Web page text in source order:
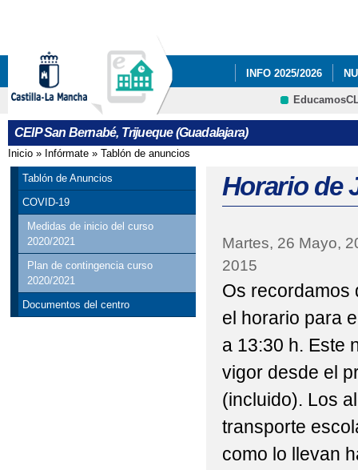
INFO 2025/2026
NUESTRAS FOTOS.
PLAN DE
RESULTADO DE LAS
CEIP San Bernabé, Trijueque (Guadalajara)
Se encuentra usted aquí
Inicio » Infórmate » Tablón de anuncios
Tablón de Anuncios
COVID-19
Medidas de inicio del curso
2020/2021
Plan de contingencia curso
2020/2021
Documentos del centro
Horario de
Martes, 26 Mayo,
2015
Os recordamos
el horario para
a 13:30 h. Este
vigor desde el
(incluido). Los
transporte
como lo llevan